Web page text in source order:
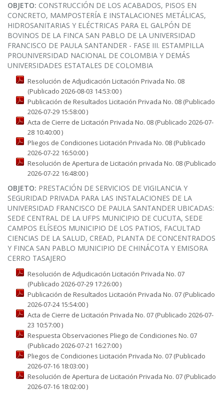
OBJETO: CONSTRUCCIÓN DE LOS ACABADOS, PISOS EN
CONCRETO, MAMPOSTERÍA E INSTALACIONES METÁLICAS,
HIDROSANITARIAS Y ELÉCTRICAS PARA EL GALPÓN DE
BOVINOS DE LA FINCA SAN PABLO DE LA UNIVERSIDAD
FRANCISCO DE PAULA SANTANDER - FASE III. ESTAMPILLA
PROUNIVERSIDAD NACIONAL DE COLOMBIA Y DEMÁS
UNIVERSIDADES ESTATALES DE COLOMBIA
Resolución de Adjudicación Licitación Privada No. 08
(Publicado 2026-08-03 14:53:00 )
Publicación de Resultados Licitación Privada No. 08 (Publicado
2026-07-29 15:58:00 )
Acta de Cierre de Licitación Privada No. 08 (Publicado 2026-07-
28 10:40:00 )
Pliegos de Condiciones Licitación Privada No. 08 (Publicado
2026-07-22 16:50:00 )
Resolución de Apertura de Licitación privada No. 08 (Publicado
2026-07-22 16:48:00 )
OBJETO: PRESTACIÓN DE SERVICIOS DE VIGILANCIA Y
SEGURIDAD PRIVADA PARA LAS INSTALACIONES DE LA
UNIVERSIDAD FRANCISCO DE PAULA SANTANDER UBICADAS:
SEDE CENTRAL DE LA UFPS MUNICIPIO DE CUCUTA, SEDE
CAMPOS ELÍSEOS MUNICIPIO DE LOS PATIOS, FACULTAD
CIENCIAS DE LA SALUD, CREAD, PLANTA DE CONCENTRADOS
Y FINCA SAN PABLO MUNICIPIO DE CHINÁCOTA Y EMISORA
CERRO TASAJERO
Resolución de Adjudicación Licitación Privada No. 07
(Publicado 2026-07-29 17:26:00 )
Publicación de Resultados Licitación Privada No. 07 (Publicado
2026-07-24 15:54:00 )
Acta de Cierre de Licitación Privada No. 07 (Publicado 2026-07-
23 10:57:00 )
Respuesta Observaciones Pliego de Condiciones No. 07
(Publicado 2026-07-21 16:27:00 )
Pliegos de Condiciones Licitación Privada No. 07 (Publicado
2026-07-16 18:03:00 )
Resolución de Apertura de Licitación Privada No. 07 (Publicado
2026-07-16 18:02:00 )